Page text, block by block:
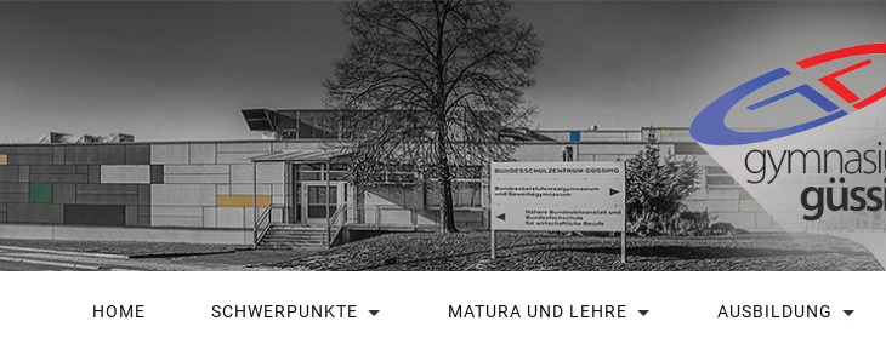
HOME SCHWERPUNKTE MATURA UND LEHRE AUSBILDUNG